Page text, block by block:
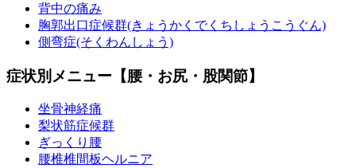
背中の痛み
胸郭出口症候群(きょうかくでくちしょうこうぐん)
側弯症(そくわんしょう)
症状別メニュー【腰・お尻・股関節】
坐骨神経痛
梨状筋症候群
ぎっくり腰
腰椎椎間板ヘルニア